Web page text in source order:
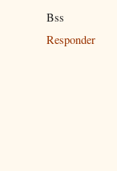
Bss
Responder